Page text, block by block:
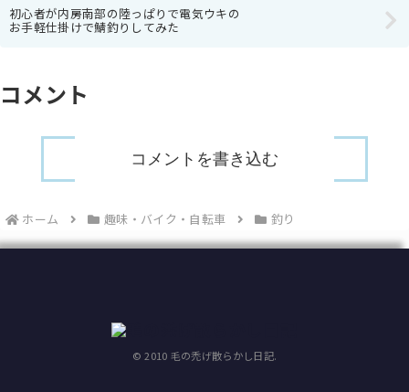
初心者が内房南部の陸っぱりで電気ウキの
お手軽仕掛けで鯖釣りしてみた
コメント
コメントを書き込む
ホーム 趣味・バイク・自転車 釣り
© 2010 毛の禿げ散らかし日記.